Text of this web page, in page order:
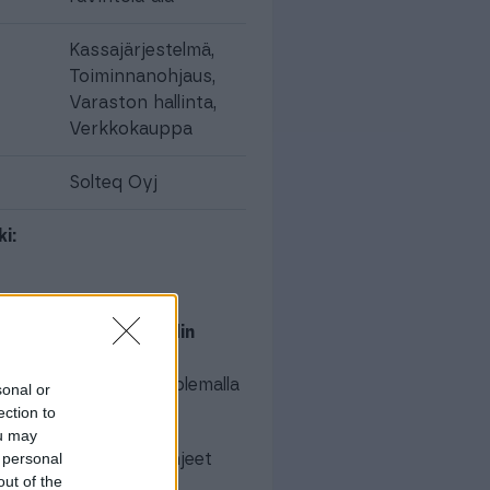
or
to
may
of the
Kassajärjestelmä,
Toiminnanohjaus,
Varaston hallinta,
Verkkokauppa
Solteq Oyj
Commerce Cloudin
saat käyttöösi olemalla
käyttöönoton ohjeet